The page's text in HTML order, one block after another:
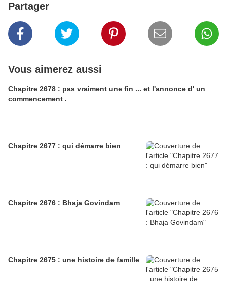
Partager
Vous aimerez aussi
Chapitre 2678 : pas vraiment une fin ... et l'annonce d' un
commencement .
Chapitre 2677 : qui démarre bien
Chapitre 2676 : Bhaja Govindam
Chapitre 2675 : une histoire de famille